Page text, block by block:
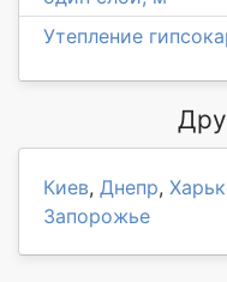
Утепление
Киев, Днепр,
Запорожье